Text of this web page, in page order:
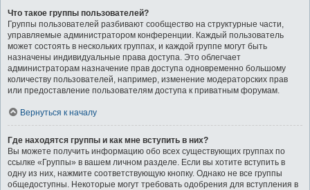
Что такое группы пользователей?
Группы пользователей разбивают сообщество на структурные части,
управляемые администратором конференции. Каждый пользователь
может состоять в нескольких группах, и каждой группе могут быть
назначены индивидуальные права доступа. Это облегчает
администраторам назначение прав доступа одновременно большому
количеству пользователей, например, изменение модераторских прав
или предоставление пользователям доступа к приватным форумам.
Вернуться к началу
Где находятся группы и как мне вступить в них?
Вы можете получить информацию обо всех существующих группах по
ссылке «Группы» в вашем личном разделе. Если вы хотите вступить в
одну из них, нажмите соответствующую кнопку. Однако не все группы
общедоступны. Некоторые могут требовать одобрения для вступления в